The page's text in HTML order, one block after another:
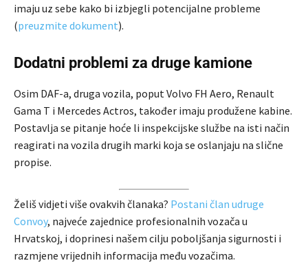
imaju uz sebe kako bi izbjegli potencijalne probleme
(preuzmite dokument).
Dodatni problemi za druge kamione
Osim DAF-a, druga vozila, poput Volvo FH Aero, Renault
Gama T i Mercedes Actros, također imaju produžene kabine.
Postavlja se pitanje hoće li inspekcijske službe na isti način
reagirati na vozila drugih marki koja se oslanjaju na slične
propise.
Želiš vidjeti više ovakvih članaka? Postani član udruge
Convoy, najveće zajednice profesionalnih vozača u
Hrvatskoj, i doprinesi našem cilju poboljšanja sigurnosti i
razmjene vrijednih informacija među vozačima.